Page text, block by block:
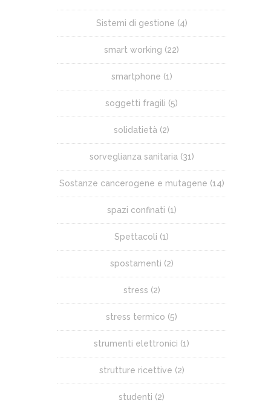
Sistemi di gestione (4)
smart working (22)
smartphone (1)
soggetti fragili (5)
solidatietà (2)
sorveglianza sanitaria (31)
Sostanze cancerogene e mutagene (14)
spazi confinati (1)
Spettacoli (1)
spostamenti (2)
stress (2)
stress termico (5)
strumenti elettronici (1)
strutture ricettive (2)
studenti (2)